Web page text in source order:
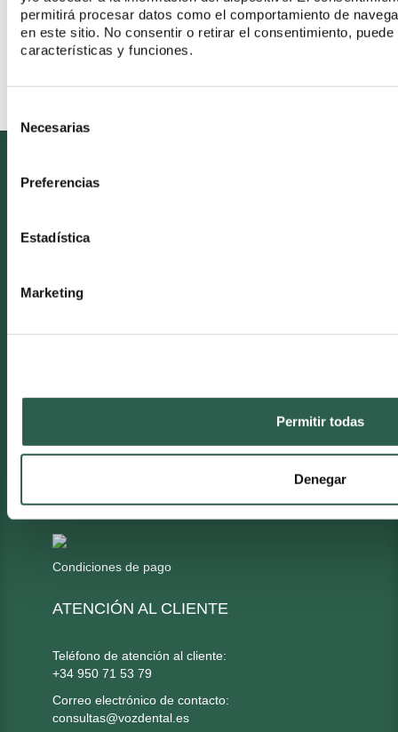
permitirá procesar datos como el comportamiento de
en este sitio. No consentir o retirar el consentimiento,
características y funciones.
Selection
Necesarias
Preferencias
Estadística
Marketing
Permitir todas
Denegar
ROTATORIO DENTAL
VER MAS
VOZDENTAL
Quiénes somos
Pedidos y envíos
Condiciones y privacidad
Condiciones de pago
ATENCIÓN AL CLIENTE
Teléfono de atención al cliente:
+34 950 71 53 79
Correo electrónico de contacto:
consultas@vozdental.es